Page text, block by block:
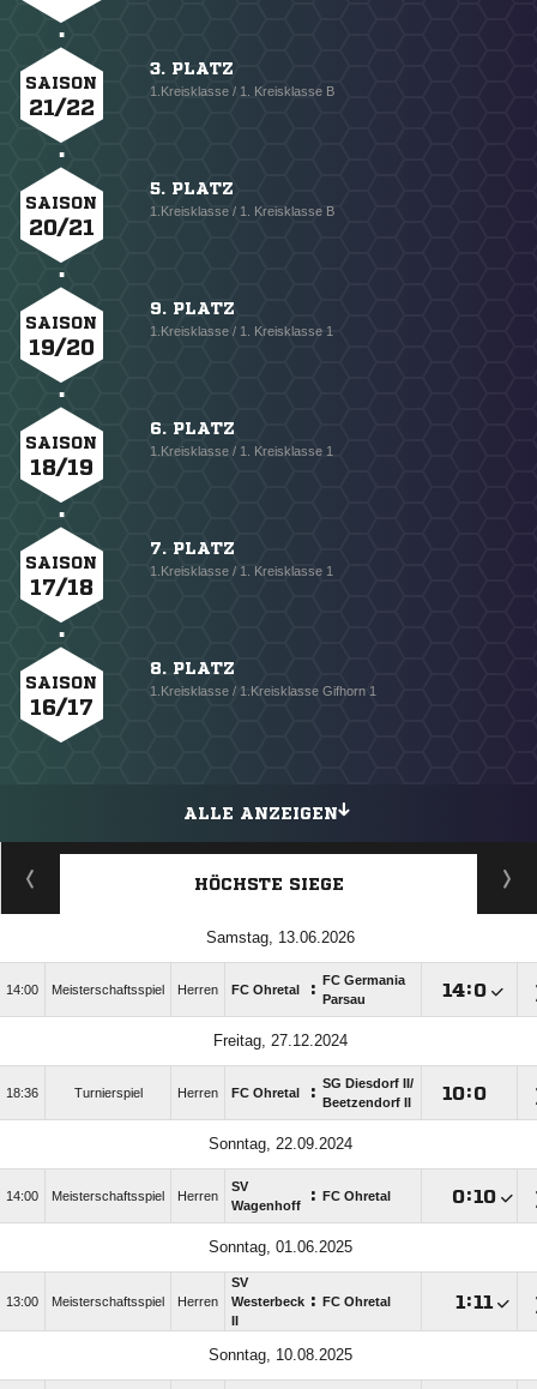
SAISON
21/22
3. PLATZ
1.Kreisklasse / 1. Kreisklasse B
SAISON
20/21
5. PLATZ
1.Kreisklasse / 1. Kreisklasse B
SAISON
19/20
9. PLATZ
1.Kreisklasse / 1. Kreisklasse 1
SAISON
18/19
6. PLATZ
1.Kreisklasse / 1. Kreisklasse 1
SAISON
17/18
7. PLATZ
1.Kreisklasse / 1. Kreisklasse 1
SAISON
16/17
8. PLATZ
1.Kreisklasse / 1.Kreisklasse Gifhorn 1
ALLE ANZEIGEN
HÖCHSTE SIEGE
Samstag, 13.06.2026
14:00 Meisterschaftsspiel Herren FC Ohretal :
FC Germania
Parsau
:
Freitag, 27.12.2024
18:36 Turnierspiel Herren FC Ohretal : SG Diesdorf II/​
Beetzendorf II
:
Sonntag, 22.09.2024
14:00 Meisterschaftsspiel Herren
SV
Wagenhoff
: FC Ohretal :
Sonntag, 01.06.2025
13:00 Meisterschaftsspiel Herren
SV
Westerbeck : FC Ohretal :
Sonntag, 10.08.2025